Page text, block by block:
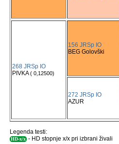
268 JRSp IO
PIVKA( 0,12500)
156 JRSp IO
BEG Golovški
272 JRSp IO
AZUR
Legenda testi:
HD-x/x - HD stopnje x/x pri izbrani živali